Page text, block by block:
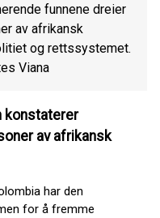
funnene dreier
av afrikansk
og rettssystemet.
Viana
konstaterer
av afrikansk
har den
for å fremme